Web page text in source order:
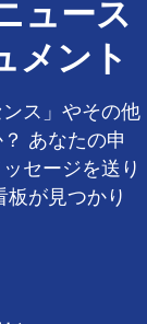
ュース
メント
ス」やその他
あなたの申
セージを送り
が見つかり